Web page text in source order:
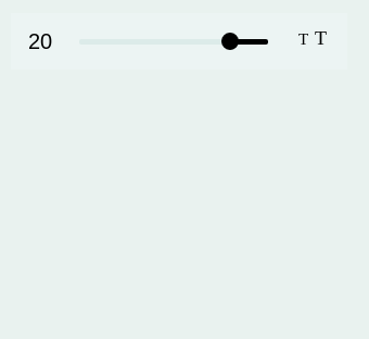
T
T
20